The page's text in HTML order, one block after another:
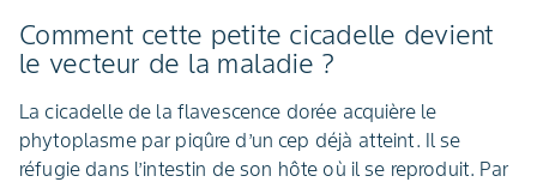
Comment cette petite cicadelle devient
le vecteur de la maladie ?
La cicadelle de la flavescence dorée acquière le
phytoplasme par piqûre d’un cep déjà atteint. Il se
réfugie dans l’intestin de son hôte où il se reproduit. Par